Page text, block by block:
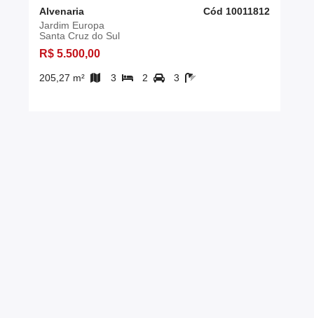
Alvenaria
Cód 10011812
Jardim Europa
Santa Cruz do Sul
R$ 5.500,00
205,27 m² 3 2 3